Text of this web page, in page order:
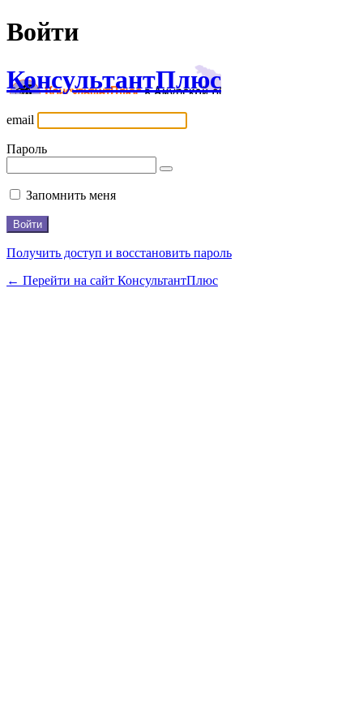
Войти
КонсультантПлюс
email
Пароль
Запомнить меня
Получить доступ и восстановить пароль
← Перейти на сайт КонсультантПлюс